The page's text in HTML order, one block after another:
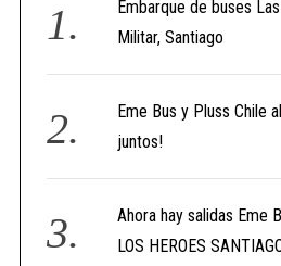
Embarque de buses
Militar, Santiago
Eme Bus y Pluss Chile
juntos!
Ahora hay salidas Eme
LOS HEROES